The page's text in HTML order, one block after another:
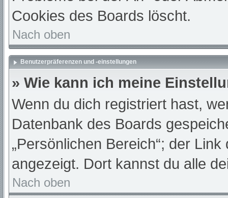
Cookies des Boards löscht.
Nach oben
Benutzerpräferenzen und -einstellungen
» Wie kann ich meine
Wenn du dich registriert hast,
Datenbank des Boards
„Persönlichen Bereich“; der
angezeigt. Dort kannst du alle
Nach oben